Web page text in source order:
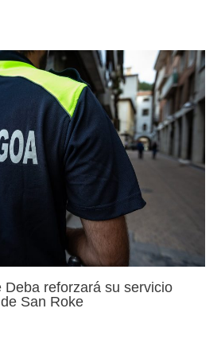
reforzará su servicio
San Roke